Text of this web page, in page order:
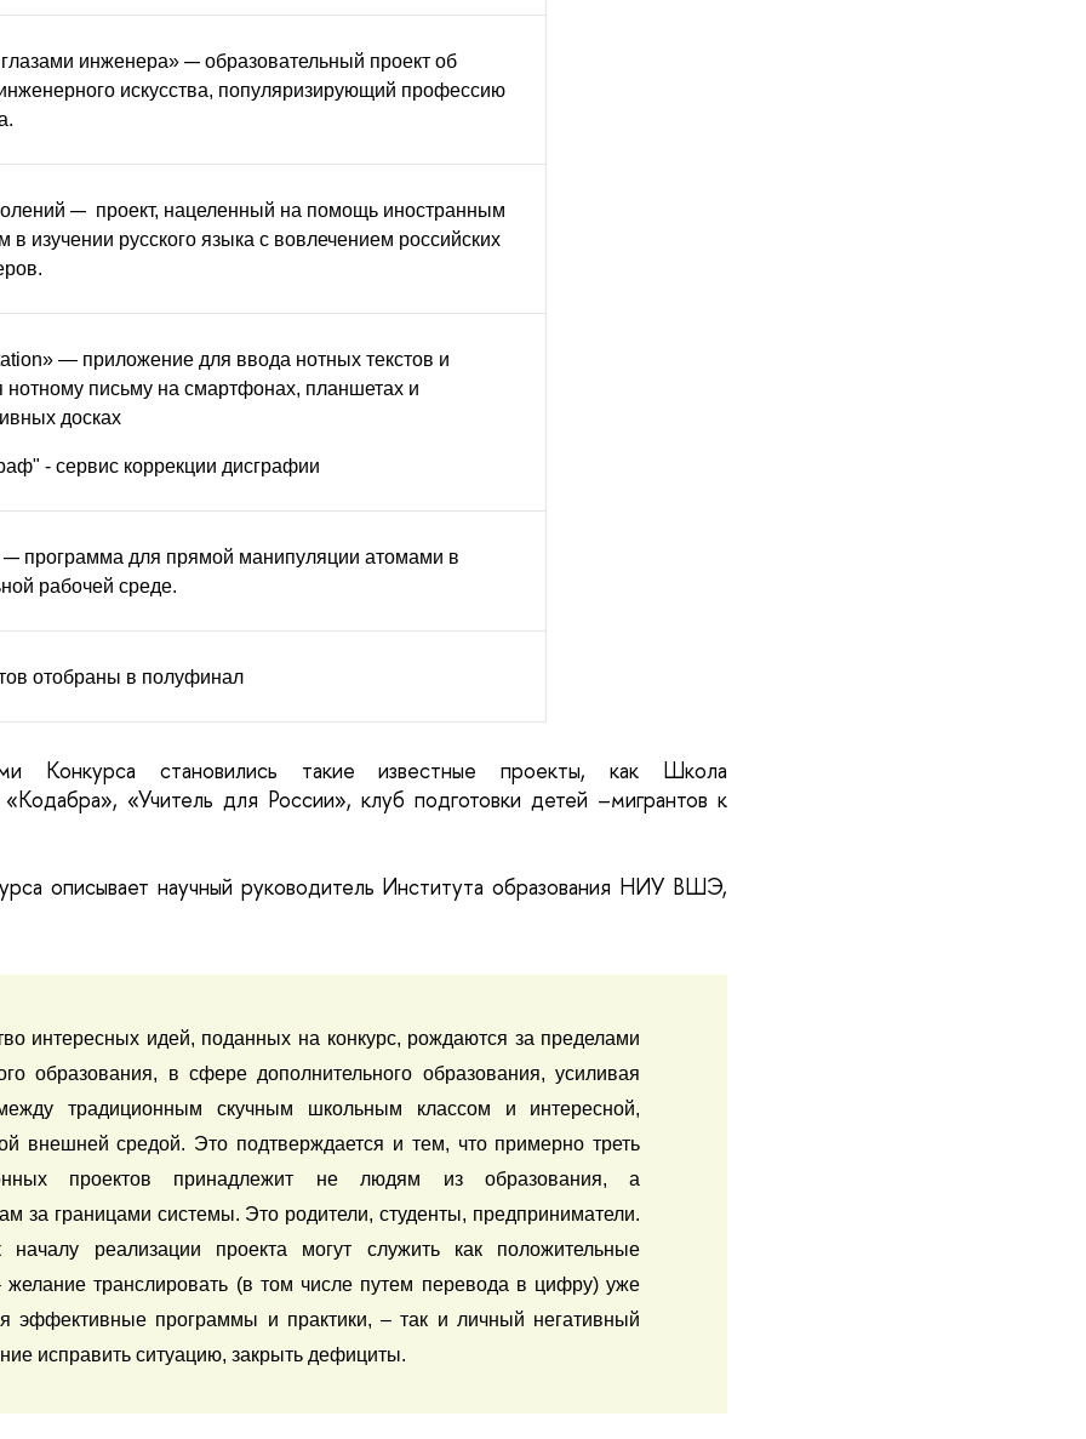
инженера» — образовательный проект об
искусства, популяризирующий профессию
— проект, нацеленный на помощь иностранным
в изучении русского языка с вовлечением российских
— приложение для ввода нотных текстов и
нотному письму на смартфонах, планшетах и
досках
- сервис коррекции дисграфии
— программа для прямой манипуляции атомами в
рабочей среде.
отобраны в полуфинал
Конкурса становились такие известные проекты, как Школа
«Учитель для России», клуб подготовки детей –мигрантов к
интересных идей, поданных на конкурс, рождаются за пределами
образования, в сфере дополнительного образования, усиливая
традиционным скучным школьным классом и интересной,
внешней средой. Это подтверждается и тем, что примерно треть
проектов принадлежит не людям из образования, а
за границами системы. Это родители, студенты, предприниматели.
началу реализации проекта могут служить как положительные
транслировать (в том числе путем перевода в цифру) уже
эффективные программы и практики, – так и личный негативный
исправить ситуацию, закрыть дефициты.